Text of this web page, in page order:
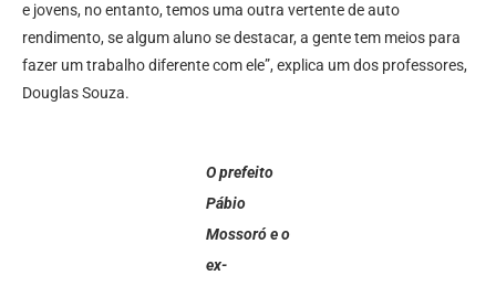
e jovens, no entanto, temos uma outra vertente de auto
rendimento, se algum aluno se destacar, a gente tem meios para
fazer um trabalho diferente com ele”, explica um dos professores,
Douglas Souza.
O prefeito
Pábio
Mossoró e o
ex-